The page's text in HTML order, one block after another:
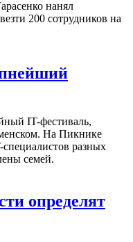
нанял
200 сотрудников на
IT-фестиваль,
На Пикнике
разных
семей.
определят